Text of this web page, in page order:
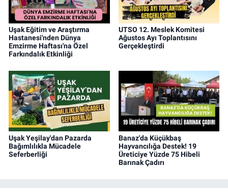
Uşak Eğitim ve Araştırma
Hastanesi'nden Dünya
Emzirme Haftası'na Özel
Farkındalık Etkinliği
UTSO 12. Meslek Komitesi
Ağustos Ayı Toplantısını
Gerçekleştirdi
Uşak Yeşilay'dan Pazarda
Bağımlılıkla Mücadele
Seferberliği
Banaz'da Küçükbaş
Hayvancılığa Destek! 19
Üreticiye Yüzde 75 Hibeli
Barınak Çadırı